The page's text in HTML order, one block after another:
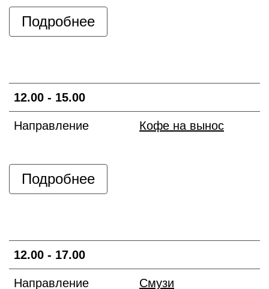
Подробнее
12.00 - 15.00
Направление Кофе на вынос
Подробнее
12.00 - 17.00
Направление Смузи